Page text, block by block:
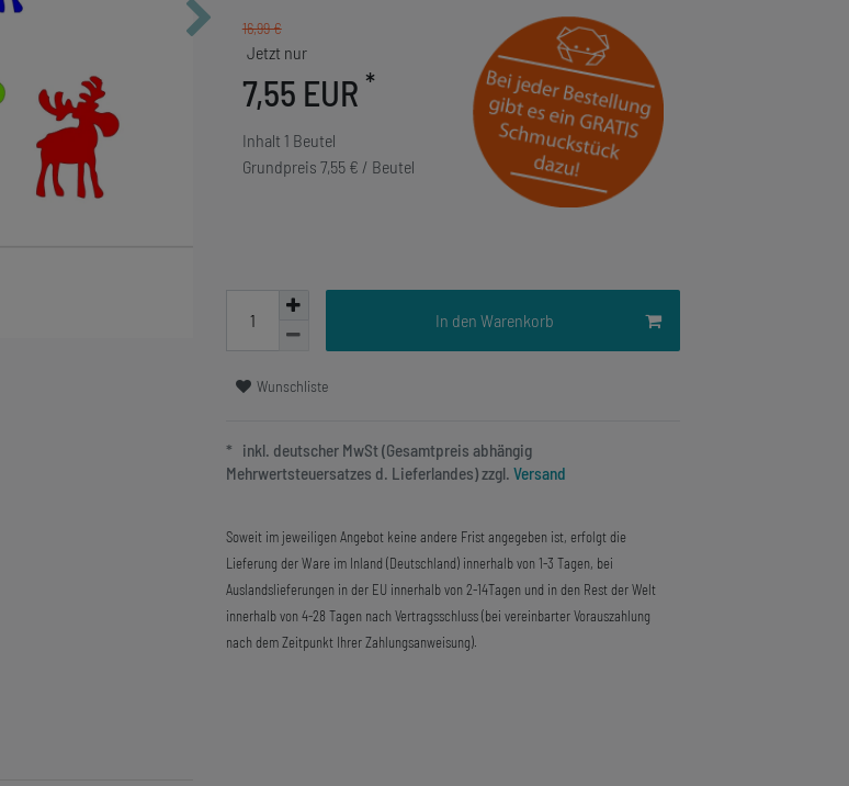
16,99 €
7,55 EUR *
Inhalt 1 Beutel
Grundpreis 7,55 € / Beutel
In den Warenkorb
Wunschliste
* inkl. deutscher MwSt (Gesamtpreis abhängig
Mehrwertsteuersatzes d. Lieferlandes) zzgl. Versand
Soweit im jeweiligen Angebot keine andere Frist angegeben ist, erfolgt die
Lieferung der Ware im Inland (Deutschland) innerhalb von 1-3 Tagen, bei
Auslandslieferungen in der EU innerhalb von 2-14Tagen und in den Rest der Welt
innerhalb von 4-28 Tagen nach Vertragsschluss (bei vereinbarter Vorauszahlung
nach dem Zeitpunkt Ihrer Zahlungsanweisung).